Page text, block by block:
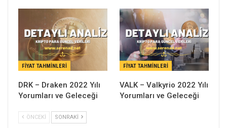
FIYAT TAHMINLERI
DRK – Draken 2022 Yılı
Yorumları ve Geleceği
FIYAT TAHMINLERI
VALK – Valkyrio 2022 Yılı
Yorumları ve Geleceği
ÖNCEKI SONRAKI